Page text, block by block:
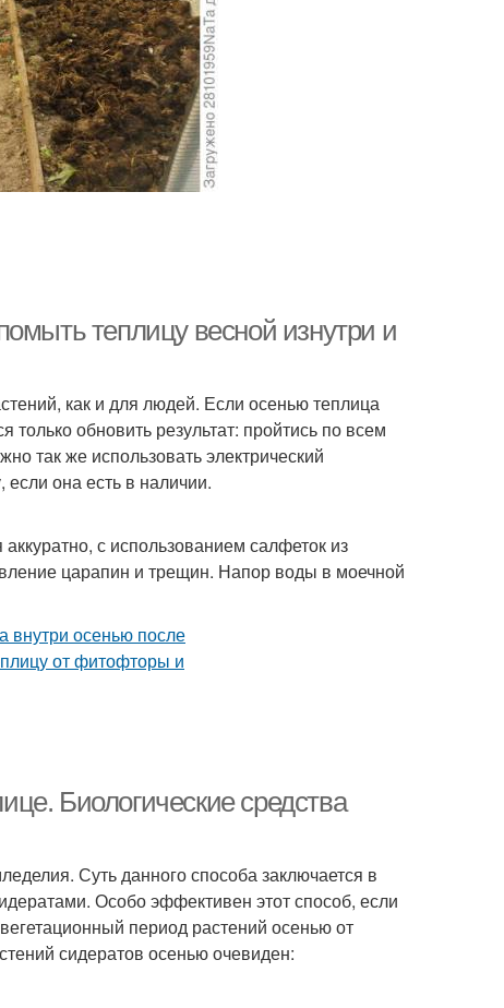
теплицу весной изнутри и
как и для людей. Если осенью теплица
обновить результат: пройтись по всем
так же использовать электрический
она есть в наличии.
с использованием салфеток из
царапин и трещин. Напор воды в моечной
Биологические средства
Суть данного способа заключается в
Особо эффективен этот способ, если
период растений осенью от
сидератов осенью очевиден: